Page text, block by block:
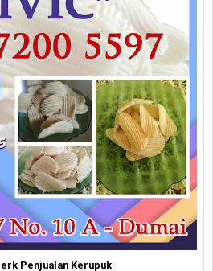
Penjualan Kerupuk